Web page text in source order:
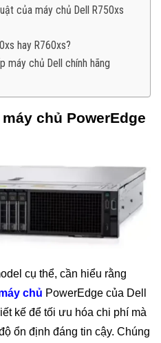
của máy chủ Dell R750xs
hay R760xs?
máy chủ Dell chính hãng
chủ PowerEdge
cụ thể, cần hiểu rằng
chủ PowerEdge của Dell
kế để tối ưu hóa chi phí mà
ổn định đáng tin cậy. Chúng